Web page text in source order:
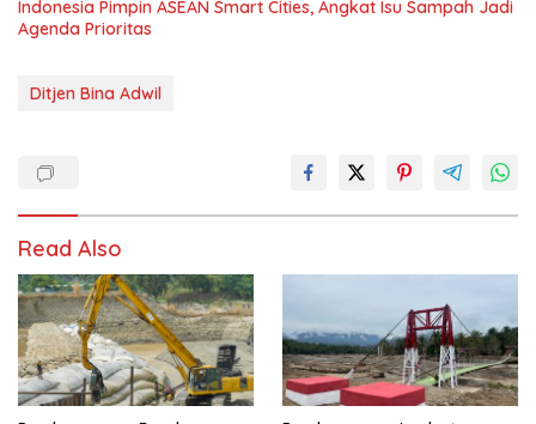
Indonesia Pimpin ASEAN Smart Cities, Angkat Isu Sampah Jadi
Agenda Prioritas
Ditjen Bina Adwil
Read Also